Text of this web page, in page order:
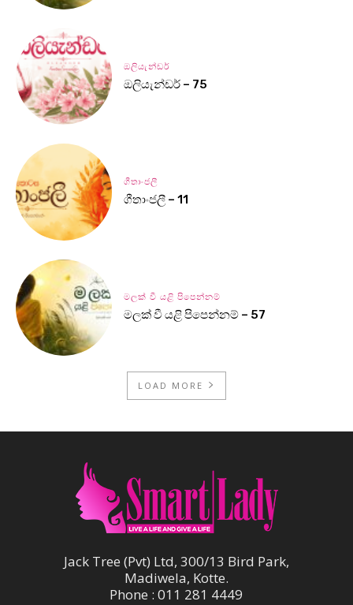
ඔලියැන්ඩර්
ඔලියැන්ඩර් – 75
ගීතාංජලී
ගීතාංජලී – 11
මලක් වී යළි පිපෙන්නම්
මලක් වී යළි පිපෙන්නම් – 57
LOAD MORE
Jack Tree (Pvt) Ltd, 300/13 Bird Park,
Madiwela, Kotte.
Phone : 011 281 4449